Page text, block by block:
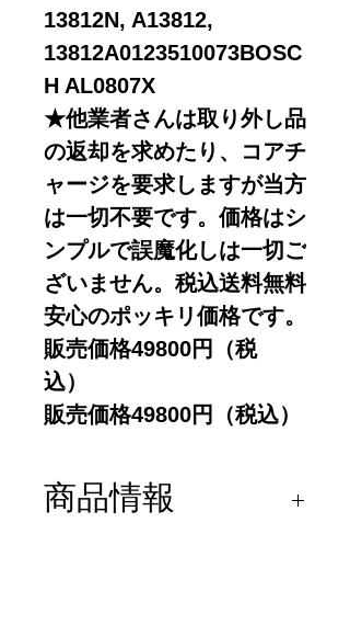
13812N, A13812,
13812A0123510073BOSC
H AL0807X
★他業者さんは取り外し品
の返却を求めたり、コアチ
ャージを要求しますが当方
は一切不要です。価格はシ
ンプルで誤魔化しは一切ご
ざいません。税込送料無料
安心のポッキリ価格です。
販売価格49800円（税
込）
販売価格49800円（税込）
商品情報